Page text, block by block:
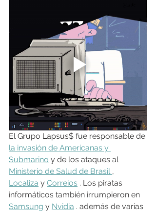
El Grupo Lapsus$ fue responsable de
la invasión de Americanas y
Submarino y de los ataques al
Ministerio de Salud de Brasil ,
Localiza y Correios . Los piratas
informáticos también irrumpieron en
Samsung y Nvidia . además de varias